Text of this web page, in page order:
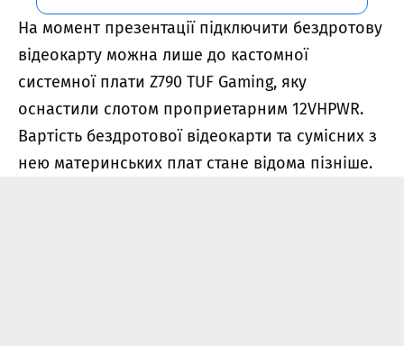
На момент презентації підключити бездротову
відеокарту можна лише до кастомної
системної плати Z790 TUF Gaming, яку
оснастили слотом проприетарним 12VHPWR.
Вартість бездротової відеокарти та сумісних з
нею материнських плат стане відома пізніше.